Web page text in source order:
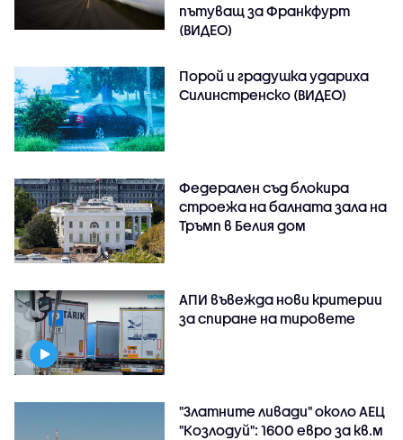
пътуващ за Франкфурт
(ВИДЕО)
Порой и градушка удариха
Силинстренско (ВИДЕО)
Федерален съд блокира
строежа на балната зала на
Тръмп в Белия дом
АПИ въвежда нови критерии
за спиране на тировете
"Златните ливади" около АЕЦ
"Козлодуй": 1600 евро за кв.м